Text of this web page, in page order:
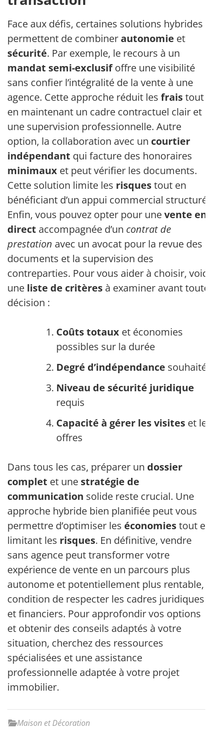
Face aux défis, certaines solutions hybrides
permettent de combinerautonomie et
sécurité. Par exemple, le recours à un
mandat semi-exclusifoffre une visibilité
sans confier l’intégralité de la vente à une
agence. Cette approche réduit les fraistout
en maintenant un cadre contractuel clair et
une supervision professionnelle. Autre
option, la collaboration avec un courtier
indépendant qui facture des honoraires
minimaux et peut vérifier les documents.
Cette solution limite les risquestout en
bénéficiant d’un appui commercial structuré.
Enfin, vous pouvez opter pour unevente en
direct accompagnée d’un contrat de
prestation avec un avocat pour la revue des
documents et la supervision des
contreparties. Pour vous aider à choisir, voici
une liste de critères à examiner avant toute
décision :
Coûts totaux et économies
possibles sur la durée
Degré d’indépendance souhaité
Niveau de sécurité juridique
requis
Capacité à gérer les visites et les
offres
Dans tous les cas, préparer un dossier
complet et une stratégie de
communication solide reste crucial. Une
approche hybride bien planifiée peut vous
permettre d’optimiser les économiestout en
limitant les risques. En définitive, vendre
sans agence peut transformer votre
expérience de vente en un parcours plus
autonome et potentiellement plus rentable, à
condition de respecter les cadres juridiques
et financiers. Pour approfondir vos options
et obtenir des conseils adaptés à votre
situation, cherchez des ressources
spécialisées et une assistance
professionnelle adaptée à votre projet
immobilier.
Maison et Décoration